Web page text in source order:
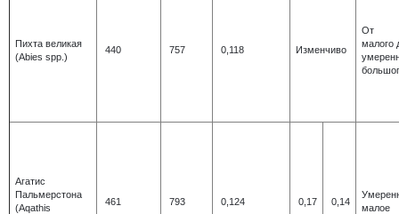
Пихта великая
(Abies spp.)
440 757 0,118 Изменчиво
От
малого
Агатис
Пальмерстона
(Aqathis
461 793 0,124 0,17 0,14
малое